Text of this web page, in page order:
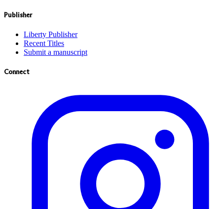
Publisher
Liberty Publisher
Recent Titles
Submit a manuscript
Connect